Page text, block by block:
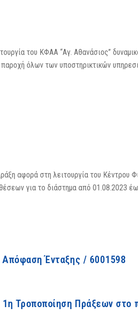
του ΚΦΑΑ “Αγ. Αθανάσιος”
παροχή όλων των υποστηρικτικών
αφορά στη λειτουργία του Κέντρου
για το διάστημα από 01.08.2023
Απόφαση Ένταξης / 6001598
1η Τροποποίηση Πράξεων στο